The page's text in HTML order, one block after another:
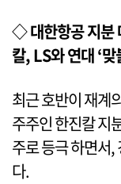
◇ 대한항공 지분
칼, LS와 연대 ‘맞
최근 호반이 재계
주주인 한진칼 지
주로 등극 하면서
다.